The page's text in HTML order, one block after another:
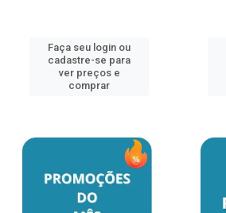
Faça seu login ou
cadastre-se para
ver preços e
comprar